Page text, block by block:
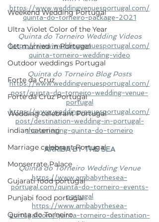
Weekend Wedding Portugal
Ultra Violet Color of the Year
Get married in Portugal
Outdoor weddings Portugal
Forte da Cruz
Forte da Cruz Portugal
Wedding celebrant Portugal
indian catering
Marriage celebrant Portugal
Monserrate Palace
Gujarati food portugal
Punjabi food portugal
Quinta do Torneiro
https://www.weddingvenuesportugal.com/
quinta-do-torneiro-package-2021
Quinta do Torneiro Wedding Videos
https://www.weddingvenuesportugal.com/
quinta-torneiro-wedding-video
Quinta do Torneiro Blog Posts
https://www.weddingvenuesportugal.com/
post/quinta-do-torneiro-wedding-venue-
portugal
https://www.weddingvenuesportugal.com/
post/destination-wedding-in-portugal-
the-amazing-quinta-do-torneiro
ARRIBA BY THE SEA
Quinta do Torneiro Wedding Venue
https://www.arribabythesea-
portugal.com/quinta-do-torneiro-events-
portugal
https://www.arribabythesea-
portugal.com/quinta-torneiro-destination-